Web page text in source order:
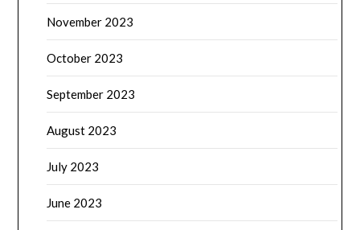
November 2023
October 2023
September 2023
August 2023
July 2023
June 2023